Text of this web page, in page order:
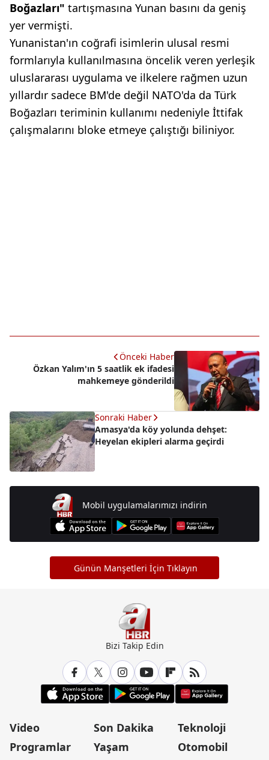
Boğazları" tartışmasına Yunan basını da geniş
yer vermişti.
Yunanistan'ın coğrafi isimlerin ulusal resmi
formlarıyla kullanılmasına öncelik veren yerleşik
uluslararası uygulama ve ilkelere rağmen uzun
yıllardır sadece BM'de değil NATO'da da Türk
Boğazları teriminin kullanımı nedeniyle İttifak
çalışmalarını bloke etmeye çalıştığı biliniyor.
Önceki Haber
Özkan Yalım'ın 5 saatlik ek ifadesi
mahkemeye gönderildi
Sonraki Haber
Amasya'da köy yolunda dehşet:
Heyelan ekipleri alarma geçirdi
Mobil uygulamalarımızı indirin
Günün Manşetleri İçin Tıklayın
Bizi Takip Edin
Video
Programlar
Son Dakika
Yaşam
Teknoloji
Otomobil